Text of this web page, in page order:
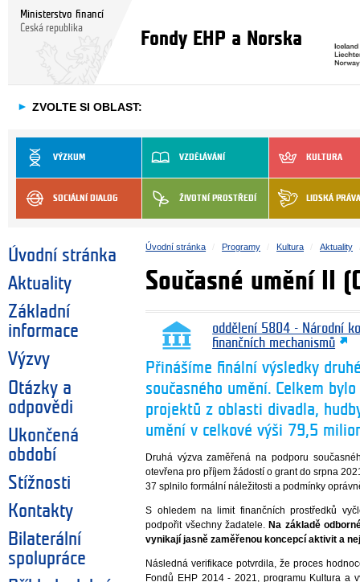
Ministerstvo financí
Česká republika
Fondy EHP a Norska
► ZVOLTE SI OBLAST:
VÝZKUM VZDĚLÁVÁNÍ KULTURA
SOCIÁLNÍ DIALOG ŽIVOTNÍ PROSTŘEDÍ LIDSKÁ PRÁVA
Úvodní stránka
Aktuality
Základní
informace
Výzvy
Otázky a
odpovědi
Ukončená
období
Stížnosti
Kontakty
Bilaterální
spolupráce
Úvodní stránka Programy Kultura Aktuality
Současné umění II
oddělení 5804 - Národní
finančních mechanismů
Přinášíme finální výsledky
současného umění. Celkem
projektů z oblasti divadla,
umění v celkové výši 79,5
Druhá výzva zaměřená na podporu
otevřena pro příjem žádostí o grant do srpna
37 splnilo formální náležitosti a podmínky
S ohledem na limit finančních prostředků
podpořit všechny žadatele. Na základě
vynikají jasně zaměřenou koncepcí aktivit a
Následná verifikace potvrdila, že proces
Fondů EHP 2014 - 2021, programu Kultura a